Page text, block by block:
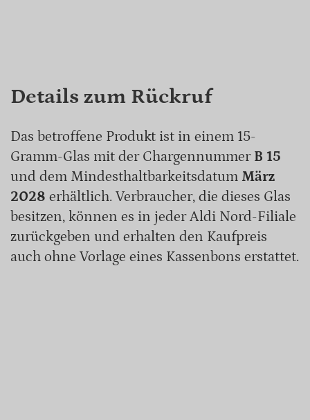
Details zum Rückruf
Das betroffene Produkt ist in einem 15-
Gramm-Glas mit der Chargennummer B 15
und dem Mindesthaltbarkeitsdatum März
2028 erhältlich. Verbraucher, die dieses Glas
besitzen, können es in jeder Aldi Nord-Filiale
zurückgeben und erhalten den Kaufpreis
auch ohne Vorlage eines Kassenbons erstattet.